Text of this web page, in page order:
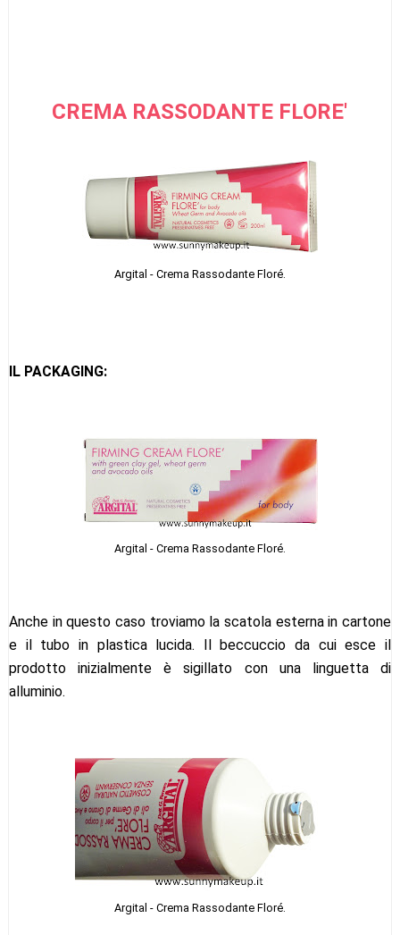
CREMA RASSODANTE FLORE'
Argital - Crema Rassodante Floré.
IL PACKAGING:
Argital - Crema Rassodante Floré.
Anche in questo caso troviamo la scatola esterna in cartone
e il tubo in plastica lucida. Il beccuccio da cui esce il
prodotto inizialmente è sigillato con una linguetta di
alluminio.
Argital - Crema Rassodante Floré.